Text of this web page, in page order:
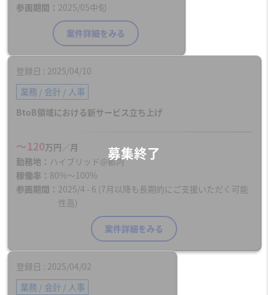
参画期間
2025/05中旬
案件詳細をみる
登録日 2025/04/10
業務 / 会計 / 人事
BtoB領域における新サービス立ち上げ
〜120万円／月
勤務地
ハイブリッド@都内
稼働率
80%〜100%
参画期間
2025/4 - 6 (7月以降も長期的にご支援いただく可能
性高)
案件詳細をみる
登録日 2025/04/02
業務 / 会計 / 人事